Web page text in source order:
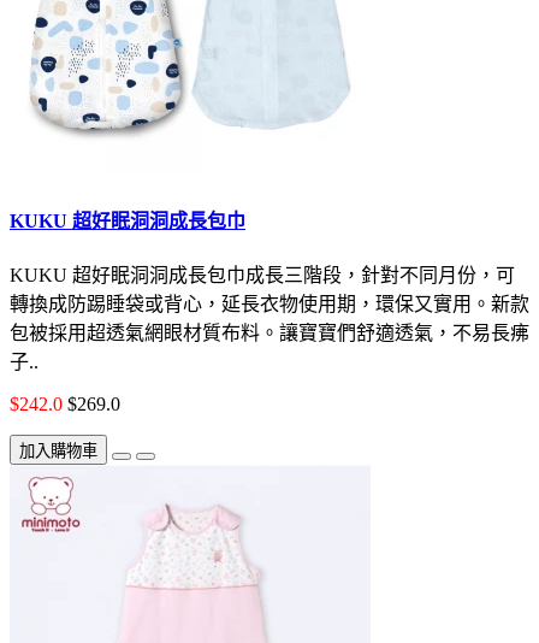
KUKU 超好眠洞洞成長包巾
KUKU 超好眠洞洞成長包巾成長三階段，針對不同月份，可
轉換成防踢睡袋或背心，延長衣物使用期，環保又實用。新款
包被採用超透氣網眼材質布料。讓寶寶們舒適透氣，不易長疿
子..
$242.0 $269.0
加入購物車